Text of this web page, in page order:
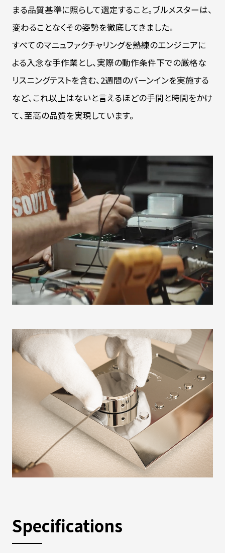
まる品質基準に照らして選定すること。ブルメスターは、
変わることなくその姿勢を徹底してきました。
すべてのマニュファクチャリングを熟練のエンジニアに
よる入念な手作業とし、実際の動作条件下での厳格な
リスニングテストを含む、2週間のバーンインを実施する
など、これ以上はないと言えるほどの手間と時間をかけ
て、至高の品質を実現しています。
Specifications